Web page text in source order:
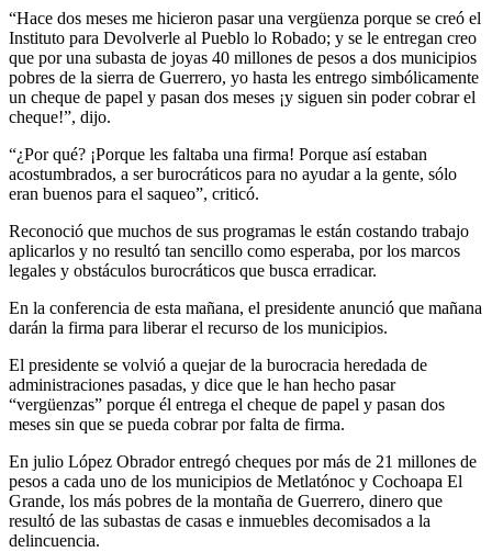
“Hace dos meses me hicieron pasar una vergüenza porque se creó el
Instituto para Devolverle al Pueblo lo Robado; y se le entregan creo
que por una subasta de joyas 40 millones de pesos a dos municipios
pobres de la sierra de Guerrero, yo hasta les entrego simbólicamente
un cheque de papel y pasan dos meses ¡y siguen sin poder cobrar el
cheque!”, dijo.
“¿Por qué? ¡Porque les faltaba una firma! Porque así estaban
acostumbrados, a ser burocráticos para no ayudar a la gente, sólo
eran buenos para el saqueo”, criticó.
Reconoció que muchos de sus programas le están costando trabajo
aplicarlos y no resultó tan sencillo como esperaba, por los marcos
legales y obstáculos burocráticos que busca erradicar.
En la conferencia de esta mañana, el presidente anunció que mañana
darán la firma para liberar el recurso de los municipios.
El presidente se volvió a quejar de la burocracia heredada de
administraciones pasadas, y dice que le han hecho pasar
“vergüenzas” porque él entrega el cheque de papel y pasan dos
meses sin que se pueda cobrar por falta de firma.
En julio López Obrador entregó cheques por más de 21 millones de
pesos a cada uno de los municipios de Metlatónoc y Cochoapa El
Grande, los más pobres de la montaña de Guerrero, dinero que
resultó de las subastas de casas e inmuebles decomisados a la
delincuencia.